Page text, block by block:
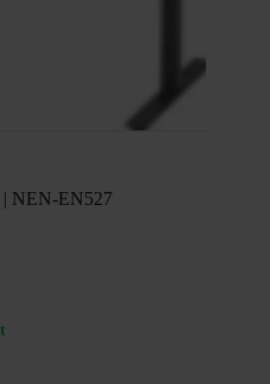
| NEN-EN527